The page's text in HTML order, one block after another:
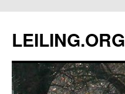
文
LEILING.ORG